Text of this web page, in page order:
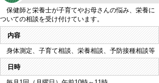
保健師と栄養士が子育てやお母さんの悩み、栄養に
ついての相談を受け付けています。
内容
身体測定、子育て相談、栄養相談、予防接種相談等
日時